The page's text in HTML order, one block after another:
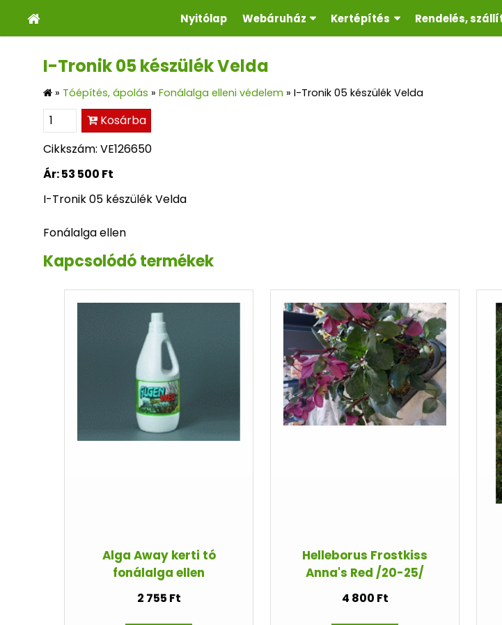
Nyitólap Webáruház Kertépítés Rendelés,
I-Tronik 05 készülék Velda
» Tóépítés, ápolás » Fonálalga elleni védelem » I-Tronik 05 készülék Velda
Kosárba
Cikkszám: VE126650
Ár:53 500 Ft
I-Tronik 05 készülék Velda
Fonálalga ellen
Kapcsolódó termékek
Alga Away kerti tó
fonálalga ellen
2 755 Ft
Helleborus Frostkiss
Anna's Red /20-25/
4 800 Ft